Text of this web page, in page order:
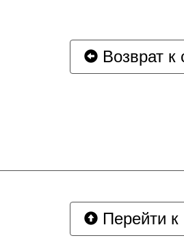
Возврат к
Перейти